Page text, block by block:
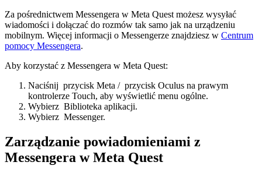
Za pośrednictwem Messengera w Meta Quest możesz wysyłać
wiadomości i dołączać do rozmów tak samo jak na urządzeniu
mobilnym. Więcej informacji o Messengerze znajdziesz w Centrum
pomocy Messengera.
Aby korzystać z Messengera w Meta Quest:
Naciśnij przycisk Meta / przycisk Oculus na prawym
kontrolerze Touch, aby wyświetlić menu ogólne.
Wybierz Biblioteka aplikacji.
Wybierz Messenger.
Zarządzanie powiadomieniami z
Messengera w Meta Quest